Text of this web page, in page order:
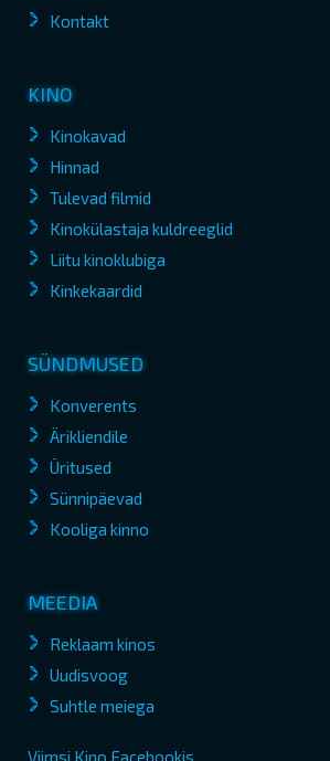
Kontakt
KINO
Kinokavad
Hinnad
Tulevad filmid
Kinokülastaja kuldreeglid
Liitu kinoklubiga
Kinkekaardid
SÜNDMUSED
Konverents
Ärikliendile
Üritused
Sünnipäevad
Kooliga kinno
MEEDIA
Reklaam kinos
Uudisvoog
Suhtle meiega